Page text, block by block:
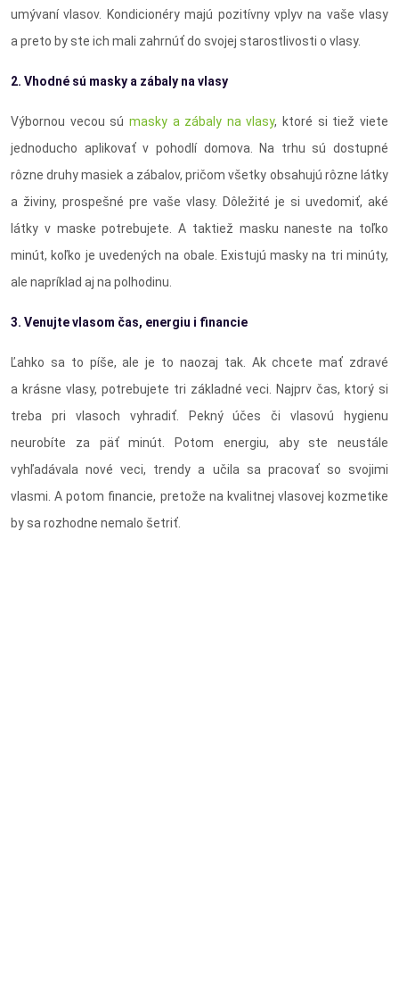
umývaní vlasov. Kondicionéry majú pozitívny vplyv na vaše vlasy
a preto by ste ich mali zahrnúť do svojej starostlivosti o vlasy.
2. Vhodné sú masky a zábaly na vlasy
Výbornou vecou sú masky a zábaly na vlasy, ktoré si tiež viete
jednoducho aplikovať v pohodlí domova. Na trhu sú dostupné
rôzne druhy masiek a zábalov, pričom všetky obsahujú rôzne látky
a živiny, prospešné pre vaše vlasy. Dôležité je si uvedomiť, aké
látky v maske potrebujete. A taktiež masku naneste na toľko
minút, koľko je uvedených na obale. Existujú masky na tri minúty,
ale napríklad aj na polhodinu.
3. Venujte vlasom čas, energiu i financie
Ľahko sa to píše, ale je to naozaj tak. Ak chcete mať zdravé
a krásne vlasy, potrebujete tri základné veci. Najprv čas, ktorý si
treba pri vlasoch vyhradiť. Pekný účes či vlasovú hygienu
neurobíte za päť minút. Potom energiu, aby ste neustále
vyhľadávala nové veci, trendy a učila sa pracovať so svojimi
vlasmi. A potom financie, pretože na kvalitnej vlasovej kozmetike
by sa rozhodne nemalo šetriť.